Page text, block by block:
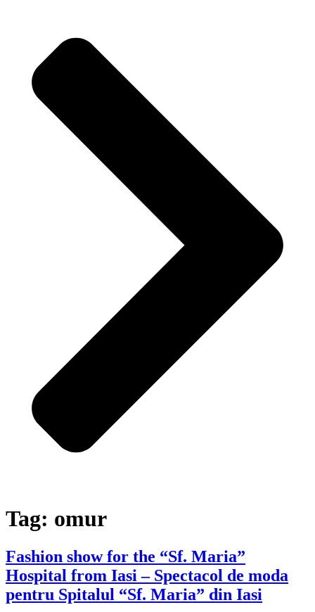
Tag: omur
Fashion show for the “Sf. Maria”
Hospital from Iasi – Spectacol de moda
pentru Spitalul “Sf. Maria” din Iasi